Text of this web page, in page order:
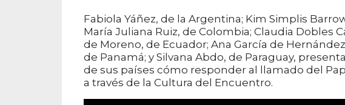
Fabiola Yáñez, de la Argentina; Kim Simplis
María Juliana Ruiz, de Colombia; Claudia Dobles
de Moreno, de Ecuador; Ana García de
de Panamá; y Silvana Abdo, de Paraguay,
de sus países cómo responder al llamado del
a través de la Cultura del Encuentro.